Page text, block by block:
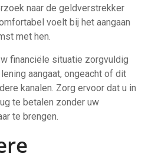
naar de geldverstrekker
voelt bij het aangaan
met hen.
financiële situatie zorgvuldig
aangaat, ongeacht of dit
kanalen. Zorg ervoor dat u in
te betalen zonder uw
te brengen.